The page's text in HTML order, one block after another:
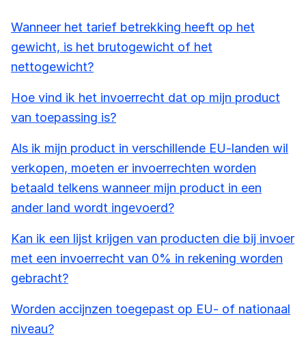
Wanneer het tarief betrekking heeft op het
gewicht, is het brutogewicht of het
nettogewicht?
Hoe vind ik het invoerrecht dat op mijn product
van toepassing is?
Als ik mijn product in verschillende EU-landen wil
verkopen, moeten er invoerrechten worden
betaald telkens wanneer mijn product in een
ander land wordt ingevoerd?
Kan ik een lijst krijgen van producten die bij invoer
met een invoerrecht van 0% in rekening worden
gebracht?
Worden accijnzen toegepast op EU- of nationaal
niveau?